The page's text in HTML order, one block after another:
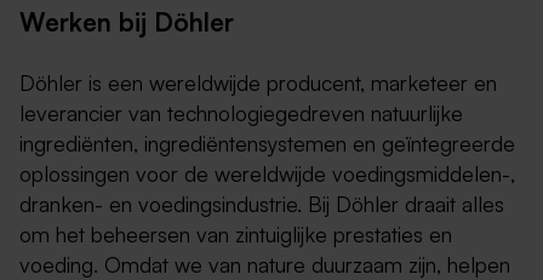
Werken bij Döhler
Döhler is een wereldwijde producent, marketeer en
leverancier van technologiegedreven natuurlijke
ingrediënten, ingrediëntensystemen en geïntegreerde
oplossingen voor de wereldwijde voedingsmiddelen-,
dranken- en voedingsindustrie. Bij Döhler draait alles
om het beheersen van zintuiglijke prestaties en
voeding. Omdat we van nature duurzaam zijn, helpen